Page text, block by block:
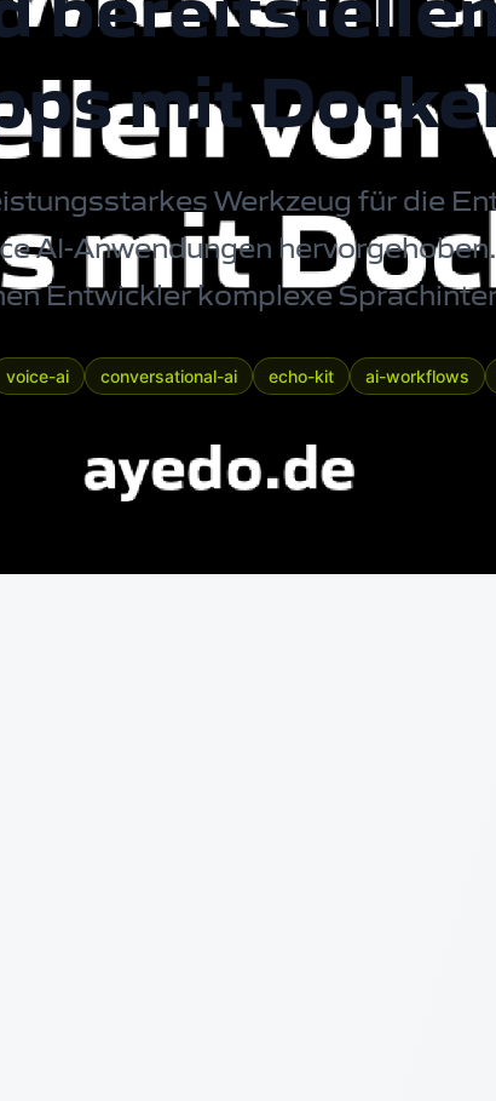
mit
Werkzeug für die
AI-Anwendungen
Entwickler komplexe
voice-ai conversational-ai echo-kit ai-workflows